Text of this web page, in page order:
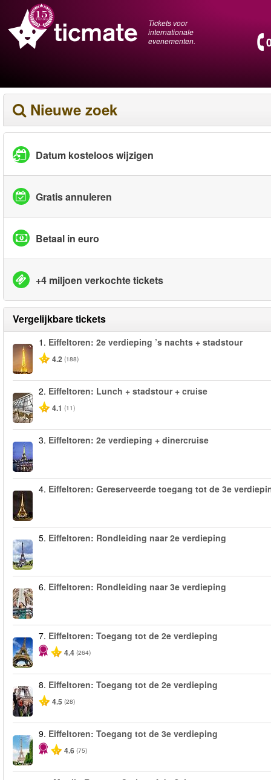
Tickets voor
internationale
evenementen.
Nieuwe zoek
Datum kosteloos wijzigen
Gratis annuleren
Betaal in euro
+4 miljoen verkochte tickets
Vergelijkbare tickets
1. Eiffeltoren: 2e verdieping ’s nachts + stadstour
4.2 (188)
2. Eiffeltoren: Lunch + stadstour + cruise
4.1 (11)
3. Eiffeltoren: 2e verdieping + dinercruise
4. Eiffeltoren: Gereserveerde toegang tot de 3e
5. Eiffeltoren: Rondleiding naar 2e verdieping
6. Eiffeltoren: Rondleiding naar 3e verdieping
7. Eiffeltoren: Toegang tot de 2e verdieping
4.4 (264)
8. Eiffeltoren: Toegang tot de 2e verdieping
4.5 (28)
9. Eiffeltoren: Toegang tot de 3e verdieping
4.6 (75)